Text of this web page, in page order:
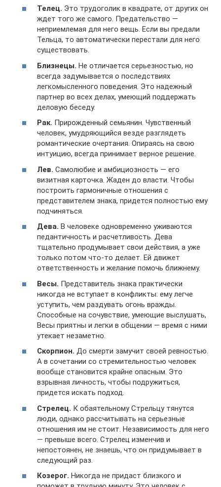
Телец. Это трудоголик в квадрате, от других он
ждет того же самого. Предательство —
неприемлемая для него вещь. Если вы предали
Тельца, то автоматически перестали для него
существовать.
Близнецы. Не отличается серьезностью, но
всегда задумывается о последствиях
легкомысленного поведения. Это надежный
партнер во всех делах, умеющий поддержать
деловую беседу.
Рак. Прирожденный семьянин. Чувственный
человек, умудряющийся везде разглядеть
романтические очертания. Опираясь на свою
интуицию, всегда принимает верное решение.
Лев. Самолюбие и амбициозность — его
визитная карточка. Жаден до власти. Чтобы
построить гармоничные отношения с
представителем знака, придется полностью ему
подчиняться.
Дева. В человеке одновременно уживаются
педантичность и расчетливость. Дева
тщательно продумывает свои действия, а уже
только потом что-то делает. Ей движет
ответственность и желание помочь ближнему.
Весы. Представитель знака практически
никогда не вступает в конфликты: ему легче
уступить, чем раздувать огонь вражды.
Способные на сочувствие, умеющие выслушать,
Весы приятны и легки в общении — время с ними
утекает незаметно.
Скорпион. До смерти замучит своей ревностью.
А в сочетании со стремительностью человек
вообще становится крайне опасным. Это
взрывная личность, чтобы подружиться,
придется искать подход.
Стрелец. К обаятельному Стрельцу тянутся
люди, однако рассчитывать на серьезные
отношения им не стоит. Независимость для него
— превыше всего. Стрелец изменчив и
непостоянен, не знаешь, что он придумывает в
следующий раз.
Козерог. Никогда не придаст близкого и